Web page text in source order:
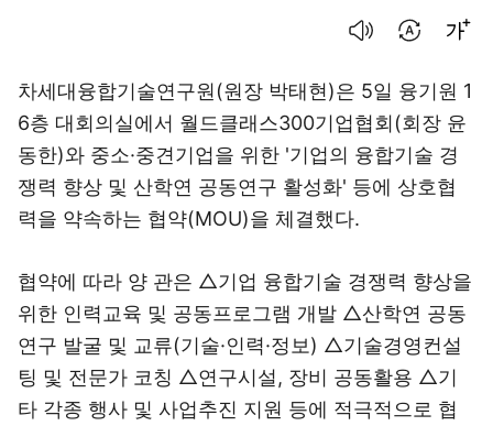
차세대융합기술연구원(원장 박태현)은 5일 융기원 1
6층 대회의실에서 월드클래스300기업협회(회장 윤
동한)와 중소·중견기업을 위한 '기업의 융합기술 경
쟁력 향상 및 산학연 공동연구 활성화' 등에 상호협
력을 약속하는 협약(MOU)을 체결했다.
협약에 따라 양 관은 △기업 융합기술 경쟁력 향상을
위한 인력교육 및 공동프로그램 개발 △산학연 공동
연구 발굴 및 교류(기술·인력·정보) △기술경영컨설
팅 및 전문가 코칭 △연구시설, 장비 공동활용 △기
타 각종 행사 및 사업추진 지원 등에 적극적으로 협